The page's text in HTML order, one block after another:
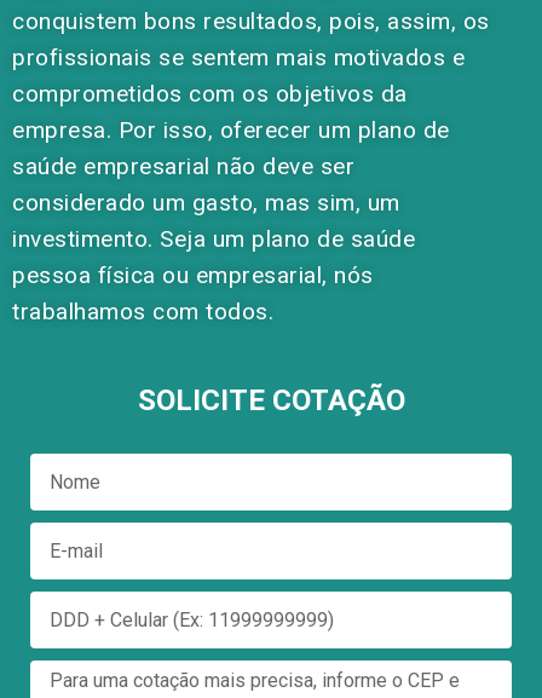
conquistem bons resultados, pois, assim, os
profissionais se sentem mais motivados e
comprometidos com os objetivos da
empresa. Por isso, oferecer um plano de
saúde empresarial não deve ser
considerado um gasto, mas sim, um
investimento. Seja um plano de saúde
pessoa física ou empresarial, nós
trabalhamos com todos.
SOLICITE COTAÇÃO